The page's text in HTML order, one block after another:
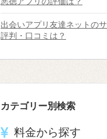
悪徳アプリの評価は？
出会いアプリ友達ネットの
評判・口コミは？
カテゴリー別検索
料金から探す